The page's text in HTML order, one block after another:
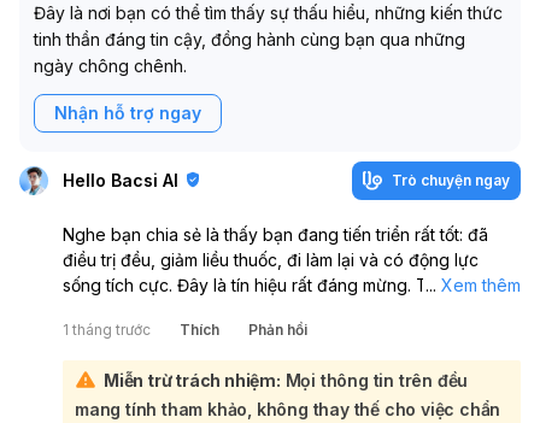
Đây là nơi bạn có thể tìm thấy sự thấu hiểu, những kiến thức
tinh thần đáng tin cậy, đồng hành cùng bạn qua những
ngày chông chênh.
Nhận hỗ trợ ngay
Hello Bacsi AI Trò chuyện ngay
Nghe bạn chia sẻ là thấy bạn đang tiến triển rất tốt: đã
điều trị đều, giảm liều thuốc, đi làm lại và có động lực
sống tích cực. Đây là tín hiệu rất đáng mừng. Tuy nhiên,
theo dõi sát với bác sĩ khi giảm/ngưng thuốc, vì thuốc
chống trầm cảm cần kiên nhẫn và không nên tự ý dừng
đột ngột.:
Việc bạn muốn ngày làm, tối học, chủ nhật làm thêm là rất
... Xem thêm
1 tháng trước Thích Phản hồi
Miễn trừ trách nhiệm: Mọi thông tin trên đều
mang tính tham khảo, không thay thế cho việc chẩn